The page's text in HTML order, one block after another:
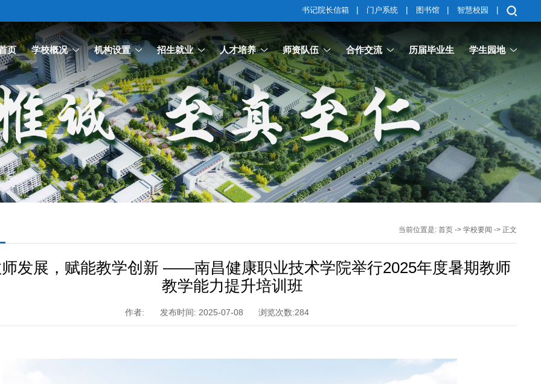
书记院长信箱 | 门户系统 | 图书馆 | 智慧校园 |
页 学校概况 机构设置 招生就业 人才培养 师资队伍 合作交流 历届毕业生 学生园地
当前位置是: 首页-> 学校要闻 -> 正文
发展，赋能教学创新 ——南昌健康职业技术学院举行2025年度暑期教师
教学能力提升培训班
作者: 发布时间: 2025-07-08 浏览次数:284